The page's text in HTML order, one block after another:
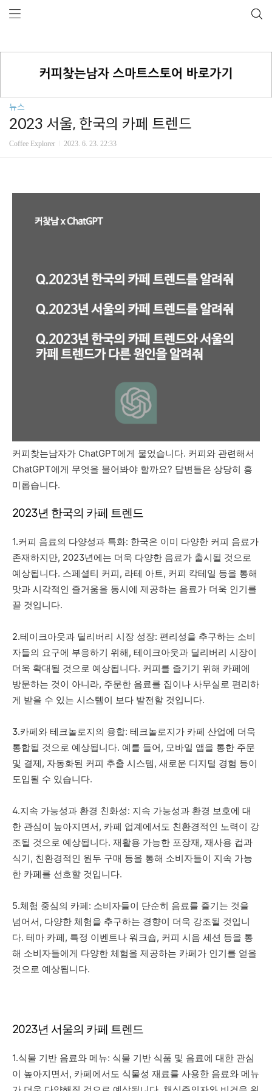
뉴스
2023 서울, 한국의 카페 트렌드
Coffee Explorer 2023. 6. 23. 22:33
커피찾는남자가 ChatGPT에게 물었습니다. 커피와 관련해서
ChatGPT에게 무엇을 물어봐야 할까요? 답변들은 상당히 흥
미롭습니다.
2023년 한국의 카페 트렌드
1.커피 음료의 다양성과 특화: 한국은 이미 다양한 커피 음료가
존재하지만, 2023년에는 더욱 다양한 음료가 출시될 것으로
예상됩니다. 스페셜티 커피, 라테 아트, 커피 칵테일 등을 통해
맛과 시각적인 즐거움을 동시에 제공하는 음료가 더욱 인기를
끌 것입니다.
2.테이크아웃과 딜리버리 시장 성장: 편리성을 추구하는 소비
자들의 요구에 부응하기 위해, 테이크아웃과 딜리버리 시장이
더욱 확대될 것으로 예상됩니다. 커피를 즐기기 위해 카페에
방문하는 것이 아니라, 주문한 음료를 집이나 사무실로 편리하
게 받을 수 있는 시스템이 보다 발전할 것입니다.
3.카페와 테크놀로지의 융합: 테크놀로지가 카페 산업에 더욱
통합될 것으로 예상됩니다. 예를 들어, 모바일 앱을 통한 주문
및 결제, 자동화된 커피 추출 시스템, 새로운 디지털 경험 등이
도입될 수 있습니다.
4.지속 가능성과 환경 친화성: 지속 가능성과 환경 보호에 대
한 관심이 높아지면서, 카페 업계에서도 친환경적인 노력이 강
조될 것으로 예상됩니다. 재활용 가능한 포장재, 재사용 컵과
식기, 친환경적인 원두 구매 등을 통해 소비자들이 지속 가능
한 카페를 선호할 것입니다.
5.체험 중심의 카페: 소비자들이 단순히 음료를 즐기는 것을
넘어서, 다양한 체험을 추구하는 경향이 더욱 강조될 것입니
다. 테마 카페, 특정 이벤트나 워크숍, 커피 시음 세션 등을 통
해 소비자들에게 다양한 체험을 제공하는 카페가 인기를 얻을
것으로 예상됩니다.
2023년 서울의 카페 트렌드
1.식물 기반 음료와 메뉴: 식물 기반 식품 및 음료에 대한 관심
이 높아지면서, 카페에서도 식물성 재료를 사용한 음료와 메뉴